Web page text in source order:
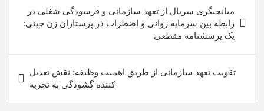
نوشته
میانجیگری سریال از تعهد سازمانی و فرسودگی شغلی در
رابطه بین سرمایه روانی و اضطراب در پرستاران زن چینی:
یک پرسشنامه مقطعی
تقویت تعهد سازمانی از طریق اهمیت وظیفه: نقش تعدیل
کننده گشودگی به تجربه